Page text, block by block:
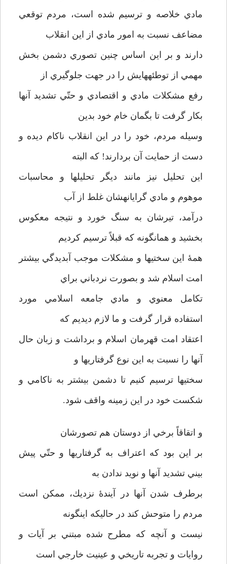
مادي خلاصه و ترسيم شده است، مردم توقعي
مضاعف نسبت به امور مادي از اين انقلاب
دارند و بر اين اساس چنين تصوري دشمن بخش
مهمي از توطئه­هايش را در جهت جلوگيري از
رفع مشكلات مادي و اقتصادي و حتّي تشديد آنها
بكار گرفت تا بگمان خام خود بدين
وسيله مردم، خود را در اين انقلاب ناكام ديده و
دست از حمايت آن بردارند! كه البته
اين تحليل نيز مانند ديگر تحليلها و محاسبات
موهوم و مادي گرايانه­شان غلط از آب
درآمد، تيرشان به سنگ خورد و نتيجه معكوس
بخشيد و همانگونه كه قبلاً ترسيم كرديم
همۀ اين سختيها و مشكلات موجب آبديدگي بيشتر
امت اسلام شد و بصورت نردباني براي
تكامل معنوي و مادي جامعه اسلامي مورد
استفاده قرار گرفت و ما لازم ديديم كه
اعتقاد امت قهرمان اسلام و برداشت و زبان حال
آنها را نسبت به اين نوع گرفتاريها و
سختيها ترسيم كنيم تا دشمن بيشتر به ناكامي و
شكست خود در اين زمينه واقف شود.
و اتقاقاً برخي از دوستان هم تصورشان
بر اين بود كه اعتراف به گرفتاريها و حتّي پيش
بيني تشديد آنها و نويد ندادن به
برطرف شدن آنها در آيندۀ نزديك، ممكن است
مردم را متوحش كند در حاليكه اينگونه
نيست و آنچه كه مطرح شده مبتني بر آيات و
روايات و تجربه تاريخي و عينيت خارجي است